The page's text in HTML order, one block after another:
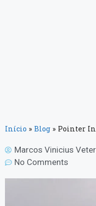
Início » Blog » Pointer
Marcos Vinicius
No Comments